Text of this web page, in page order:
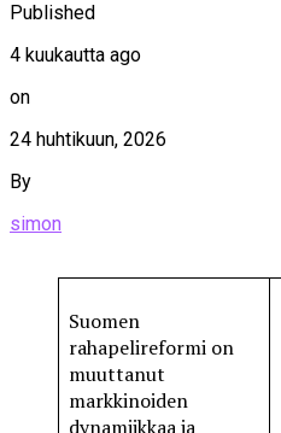
Published
4 kuukautta ago
on
24 huhtikuun, 2026
By
simon
Suomen
rahapelireformi on
muuttanut
markkinoiden
dynamiikkaa ja